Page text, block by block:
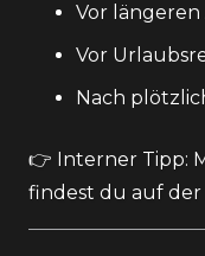
Vor
Vor
Nach
👉 Interner Tipp:
findest du auf der